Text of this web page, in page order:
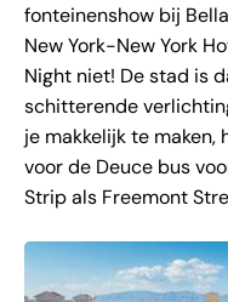
fonteinenshow bij
New York-New York
Night niet! De stad is
schitterende
je makkelijk te
voor de Deuce bus
Strip als Freemont